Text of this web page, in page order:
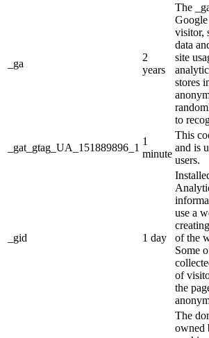
_ga
2
years
The
visitor,
data
site
stores
to
_gat_gtag_UA_151889896_1
1
minute
This
and is
users.
_gid 1 day
use a
of the
Some
of
the
The
owned